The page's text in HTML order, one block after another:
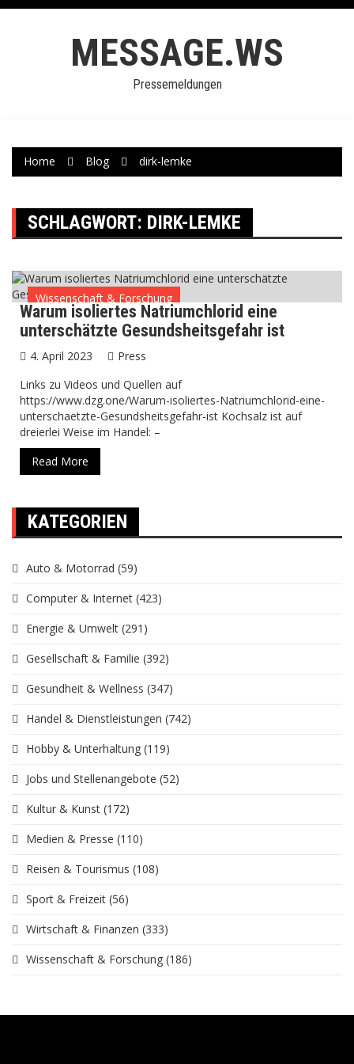
Skip
MESSAGE.WS
Pressemeldungen
Home Blog dirk-lemke
SCHLAGWORT: DIRK-LEMKE
Wissenschaft & Forschung
Warum isoliertes Natriumchlorid eine
unterschätzte Gesundsheitsgefahr ist
4. April 2023
Press
Links zu Videos und Quellen auf
https://www.dzg.one/Warum-isoliertes-Natriumchlorid-eine-
unterschaetzte-Gesundsheitsgefahr-ist Kochsalz ist auf
dreierlei Weise im Handel: –
Read More
KATEGORIEN
Auto & Motorrad (59)
Computer & Internet (423)
Energie & Umwelt (291)
Gesellschaft & Familie (392)
Gesundheit & Wellness (347)
Handel & Dienstleistungen (742)
Hobby & Unterhaltung (119)
Jobs und Stellenangebote (52)
Kultur & Kunst (172)
Medien & Presse (110)
Reisen & Tourismus (108)
Sport & Freizeit (56)
Wirtschaft & Finanzen (333)
Wissenschaft & Forschung (186)